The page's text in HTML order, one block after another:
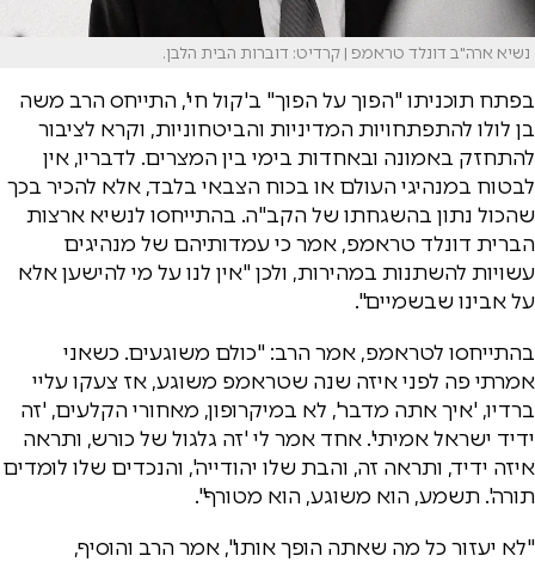
נשיא ארה"ב דונלד טראמפ | קרדיט: דוברות הבית הלבן.
בפתח תוכניתו "הפוך על הפוך" ב'קול חי', התייחס הרב משה
בן לולו להתפתחויות המדיניות והביטחוניות, וקרא לציבור
להתחזק באמונה ובאחדות בימי בין המצרים. לדבריו, אין
לבטוח במנהיגי העולם או בכוח הצבאי בלבד, אלא להכיר בכך
שהכול נתון בהשגחתו של הקב"ה. בהתייחסו לנשיא ארצות
הברית דונלד טראמפ, אמר כי עמדותיהם של מנהיגים
עשויות להשתנות במהירות, ולכן "אין לנו על מי להישען אלא
על אבינו שבשמיים".
בהתייחסו לטראמפ, אמר הרב: "כולם משוגעים. כשאני
אמרתי פה לפני איזה שנה שטראמפ משוגע, אז צעקו עליי
ברדיו, 'איך אתה מדבר', לא במיקרופון, מאחורי הקלעים, 'זה
ידיד ישראל אמיתי'. אחד אמר לי 'זה גלגול של כורש, ותראה
איזה ידיד, ותראה זה, והבת שלו יהודייה', והנכדים שלו לומדים
תורה'. תשמע, הוא משוגע, הוא מטורף".
"לא יעזור כל מה שאתה הופך אותו", אמר הרב והוסיף,